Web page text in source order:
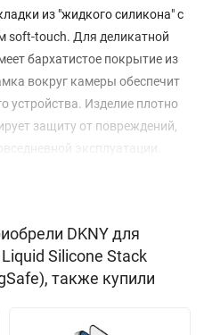
из "жидкого силикона" с
soft-touch. Для деликатной
бархатистое покрытие из
вокруг камеры обеспечит
устройства. Изделие плотно
защиту от повреждений,
эксплуатации.
заглушками,
Толщина кейса не
встроенному магниту
беспроводную
логотип бренда.
DKNY для
Silicone Stack
также купили